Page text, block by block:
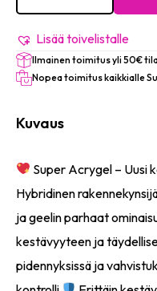
-
Pink
määrä
Lisää toivelistalle
Ilmainen toimitus yli 50€
Nopea toimitus kaikkialle
Kuvaus
Super Acrygel – Uusi
Hybridinen
ja geelin parhaat
kestävyyteen ja
pidennyksissä ja